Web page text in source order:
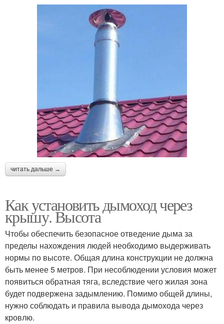
читать дальше →
Как установить дымоход через
крышу. Высота
Чтобы обеспечить безопасное отведение дыма за
пределы нахождения людей необходимо выдерживать
нормы по высоте. Общая длина конструкции не должна
быть менее 5 метров. При несоблюдении условия может
появиться обратная тяга, вследствие чего жилая зона
будет подвержена задымлению. Помимо общей длины,
нужно соблюдать и правила вывода дымохода через
кровлю.